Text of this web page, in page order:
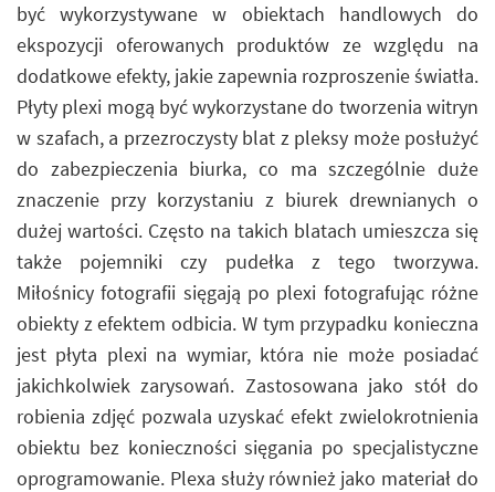
być wykorzystywane w obiektach handlowych do
ekspozycji oferowanych produktów ze względu na
dodatkowe efekty, jakie zapewnia rozproszenie światła.
Płyty plexi mogą być wykorzystane do tworzenia witryn
w szafach, a przezroczysty blat z pleksy może posłużyć
do zabezpieczenia biurka, co ma szczególnie duże
znaczenie przy korzystaniu z biurek drewnianych o
dużej wartości. Często na takich blatach umieszcza się
także pojemniki czy pudełka z tego tworzywa.
Miłośnicy fotografii sięgają po plexi fotografując różne
obiekty z efektem odbicia. W tym przypadku konieczna
jest płyta plexi na wymiar, która nie może posiadać
jakichkolwiek zarysowań. Zastosowana jako stół do
robienia zdjęć pozwala uzyskać efekt zwielokrotnienia
obiektu bez konieczności sięgania po specjalistyczne
oprogramowanie. Plexa służy również jako materiał do